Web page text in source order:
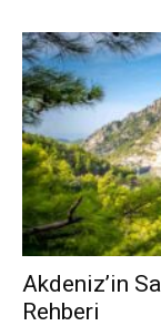
Akdeniz’in
Rehberi